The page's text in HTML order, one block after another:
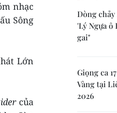
nhạc
Sông
Lớn
của
Dòng
'Lý Ngựa ô
gai"
Giọng ca
Vàng tại
2026